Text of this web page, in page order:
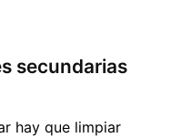
secundarias
hay que limpiar